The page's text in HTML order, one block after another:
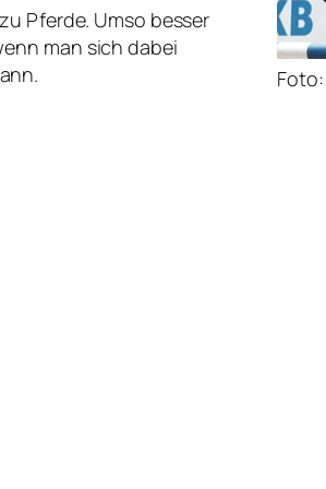
Pferde. Umso besser
man sich dabei